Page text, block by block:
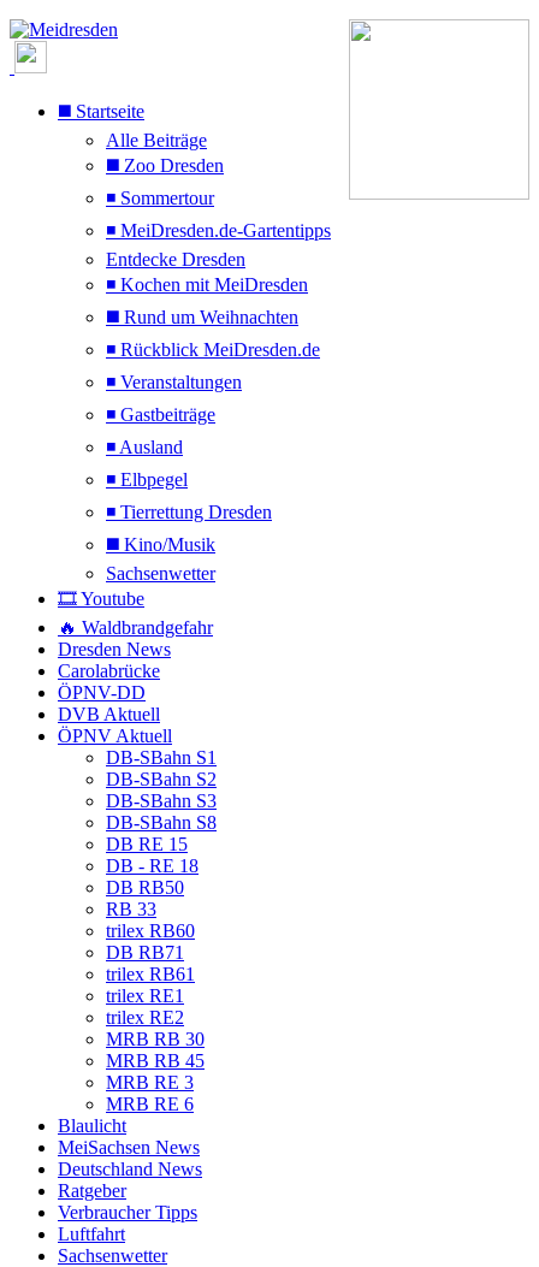
◼️ Startseite
Alle Beiträge
◼️ Zoo Dresden
◾ Sommertour
◾ MeiDresden.de-Gartentipps
Entdecke Dresden
◾ Kochen mit MeiDresden
◼️ Rund um Weihnachten
◾ Rückblick MeiDresden.de
◾ Veranstaltungen
◾ Gastbeiträge
◾ Ausland
◾ Elbpegel
◾ Tierrettung Dresden
◼️ Kino/Musik
Sachsenwetter
🎞️ Youtube
🔥 Waldbrandgefahr
Dresden News
Carolabrücke
ÖPNV-DD
DVB Aktuell
ÖPNV Aktuell
DB-SBahn S1
DB-SBahn S2
DB-SBahn S3
DB-SBahn S8
DB RE 15
DB - RE 18
DB RB50
RB 33
trilex RB60
DB RB71
trilex RB61
trilex RE1
trilex RE2
MRB RB 30
MRB RB 45
MRB RE 3
MRB RE 6
Blaulicht
MeiSachsen News
Deutschland News
Ratgeber
Verbraucher Tipps
Luftfahrt
Sachsenwetter